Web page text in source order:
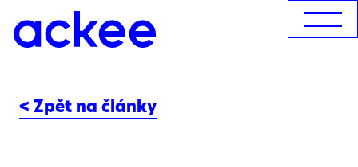
< Zpět na články